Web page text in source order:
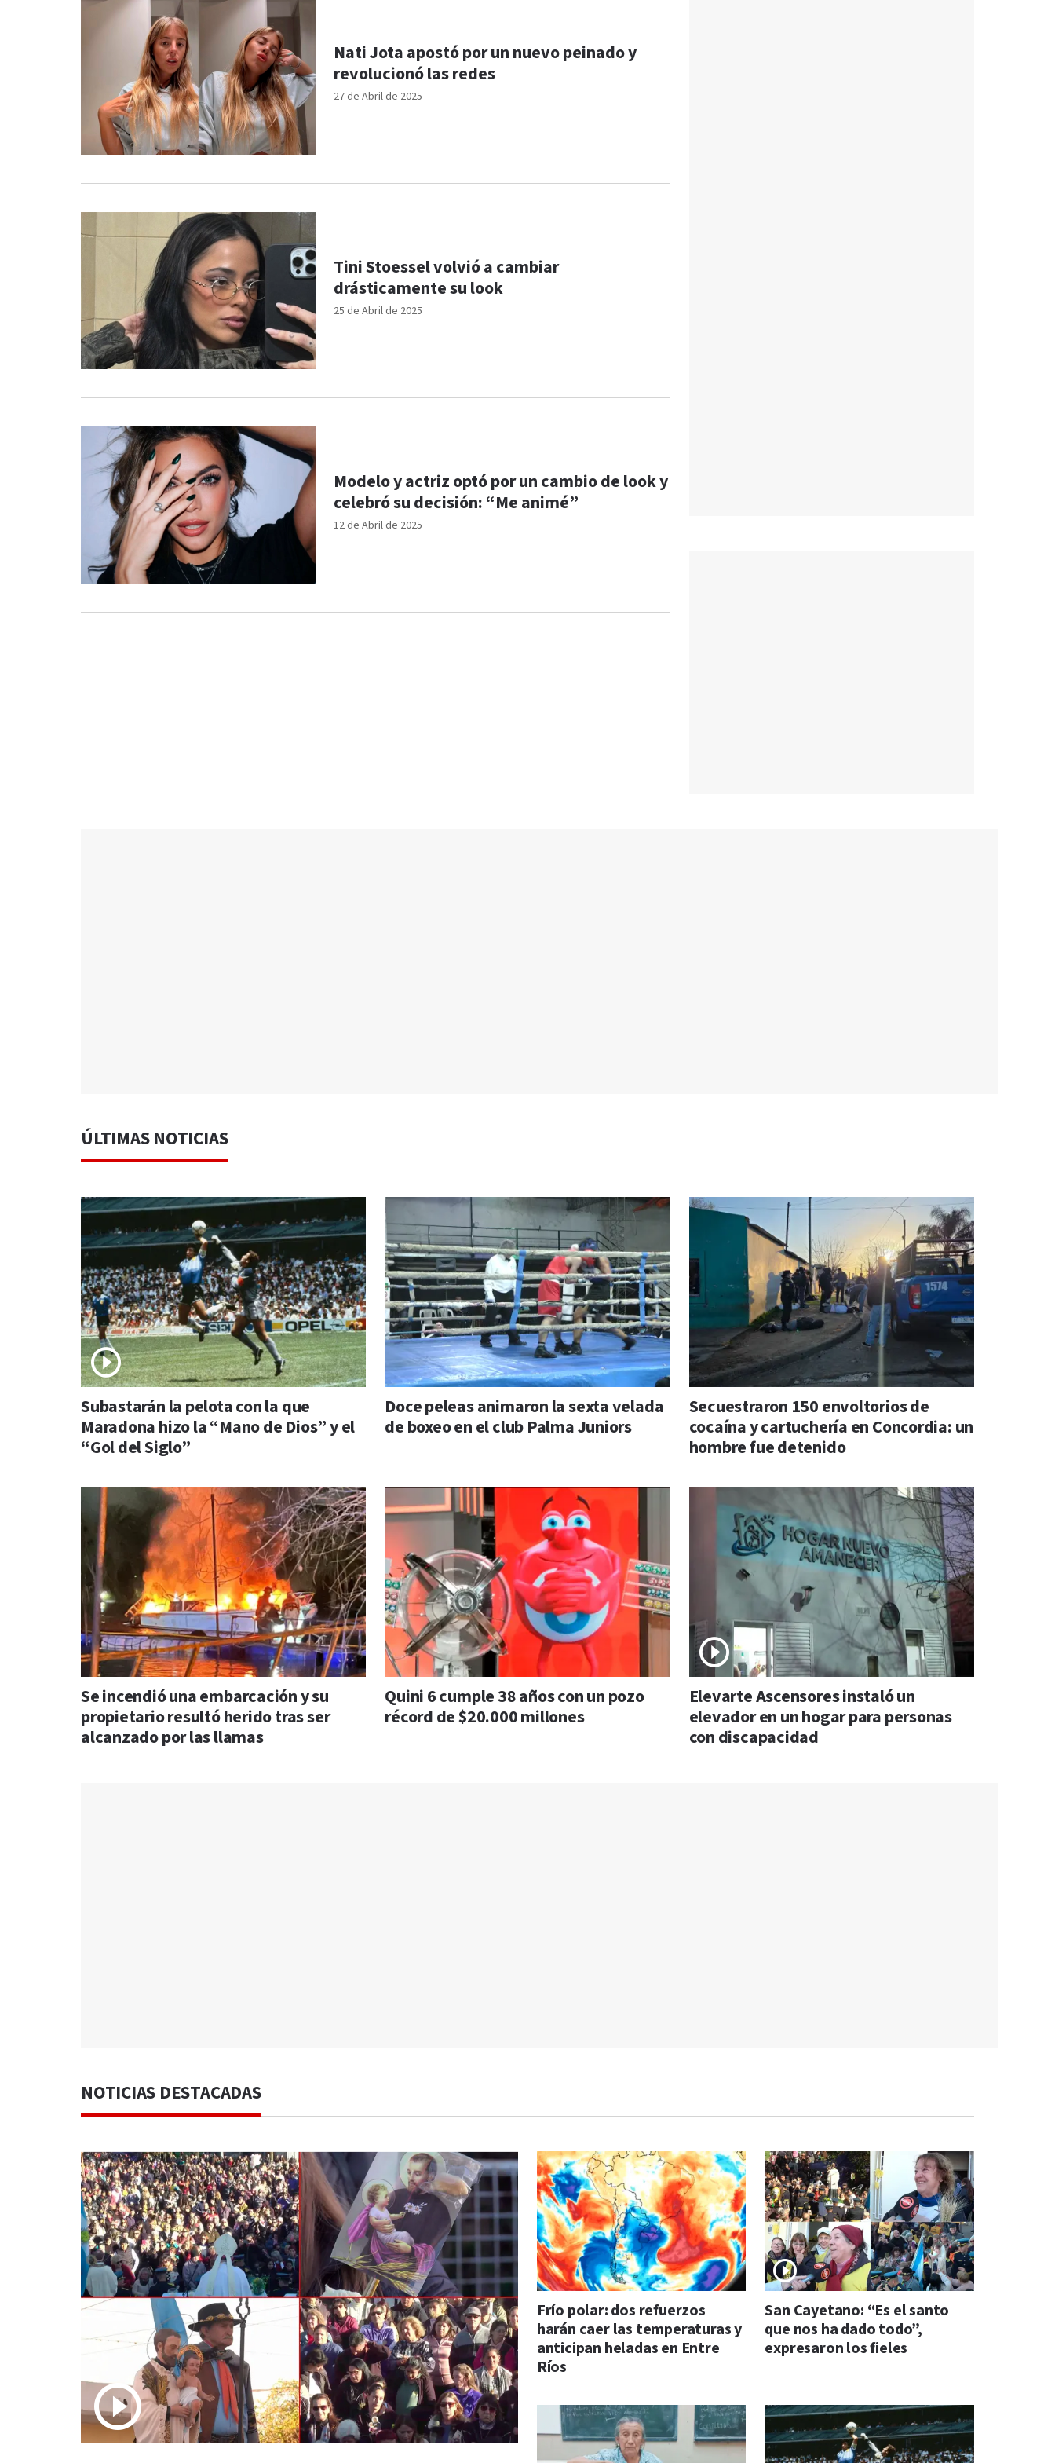
27 de Abril de 2025
Nati Jota apostó por un nuevo peinado y
revolucionó las redes
25 de Abril de 2025
Tini Stoessel volvió a cambiar
drásticamente su look
12 de Abril de 2025
Modelo y actriz optó por un cambio de look y
celebró su decisión: “Me animé”
ÚLTIMAS NOTICIAS
Subastarán la pelota con la que
Maradona hizo la “Mano de Dios” y el
“Gol del Siglo”
Doce peleas animaron la sexta velada
de boxeo en el club Palma Juniors
Secuestraron 150 envoltorios de
cocaína y cartuchería en Concordia: un
hombre fue detenido
Se incendió una embarcación y su
propietario resultó herido tras ser
alcanzado por las llamas
Quini 6 cumple 38 años con un pozo
récord de $20.000 millones
Elevarte Ascensores instaló un
elevador en un hogar para personas
con discapacidad
NOTICIAS DESTACADAS
Frío polar: dos refuerzos
harán caer las temperaturas y
anticipan heladas en Entre
Ríos
San Cayetano: “Es el santo
que nos ha dado todo”,
expresaron los fieles